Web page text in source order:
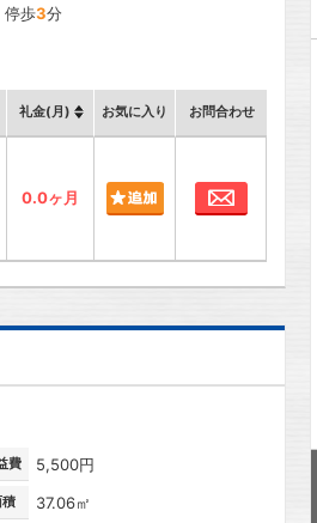
停歩3分
礼金(月) お気に入り お問合わせ
0.0ヶ月 お問合わせ
費 5,500円
37.06㎡